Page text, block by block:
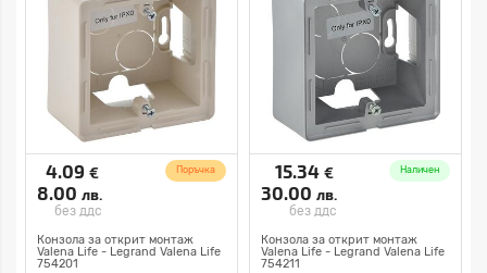
4.09 €
8.00 лв.
без ддс
Поръчка
Конзола за открит монтаж
Valena Life - Legrand Valena Life
754201
15.34 €
30.00 лв.
без ддс
Наличен
Конзола за открит монтаж
Valena Life - Legrand Valena Life
754211